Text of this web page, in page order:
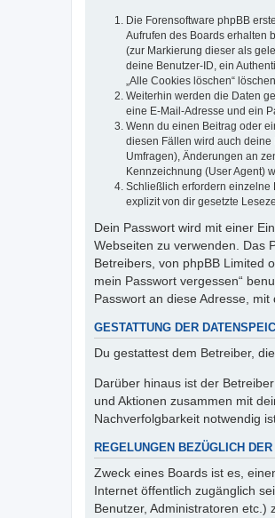
Die Forensoftware phpBB
Aufrufen des Boards erhalten
(zur Markierung dieser als
deine Benutzer-ID, ein
„Alle Cookies löschen“ löschen.
Weiterhin werden die Daten
eine E-Mail-Adresse und ein
Wenn du einen Beitrag oder
diesen Fällen wird auch deine
Umfragen), Änderungen an
Kennzeichnung (User Agent)
Schließlich erfordern einzelne
explizit von dir gesetzte
Dein Passwort wird mit einer
Webseiten zu verwenden. Das
Betreibers, von phpBB Limited
mein Passwort vergessen“
Passwort an diese Adresse,
GESTATTUNG DER
Du gestattest dem Betreiber,
Darüber hinaus ist der
und Aktionen zusammen mit
Nachverfolgbarkeit notwendig
REGELUNGEN BEZÜGLICH
Zweck eines Boards ist es,
Internet öffentlich zugänglich
Benutzer, Administratoren